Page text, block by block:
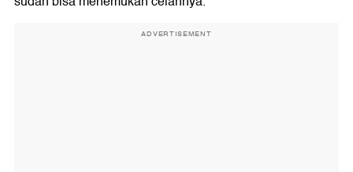
ADVERTISEMENT